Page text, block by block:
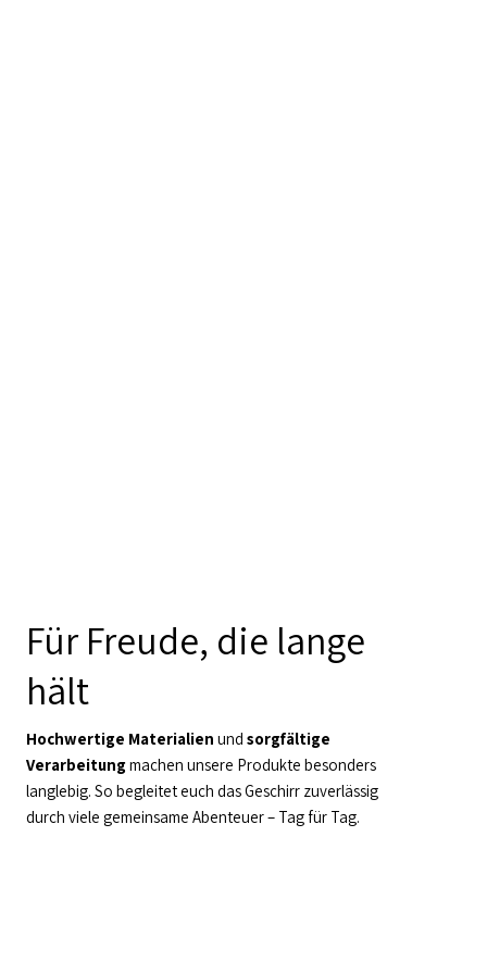
Für Freude, die lange
hält
Hochwertige Materialien und sorgfältige
Verarbeitungmachen unsere Produkte besonders
langlebig. So begleitet euch das Geschirr zuverlässig
durch viele gemeinsame Abenteuer – Tag für Tag.